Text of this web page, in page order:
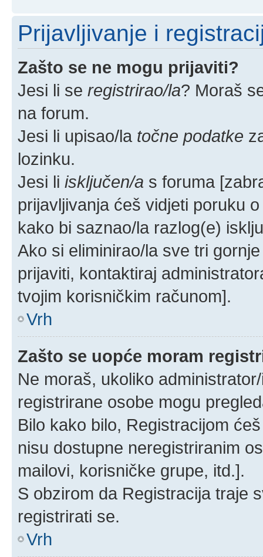
Prijavljivanje i
Zašto se ne mogu prijaviti?
Jesi li se registrirao/la? Moraš
na forum.
Jesi li upisao/la točne podatke
lozinku.
Jesi li isključen/a s foruma
prijavljivanja ćeš vidjeti poruku
kako bi saznao/la razlog(e)
Ako si eliminirao/la sve tri
prijaviti, kontaktiraj
tvojim korisničkim računom].
Vrh
Zašto se uopće moram
Ne moraš, ukoliko
registrirane osobe mogu
Bilo kako bilo, Registracijom
nisu dostupne neregistriranim
mailovi, korisničke grupe, itd.].
S obzirom da Registracija traje
registrirati se.
Vrh